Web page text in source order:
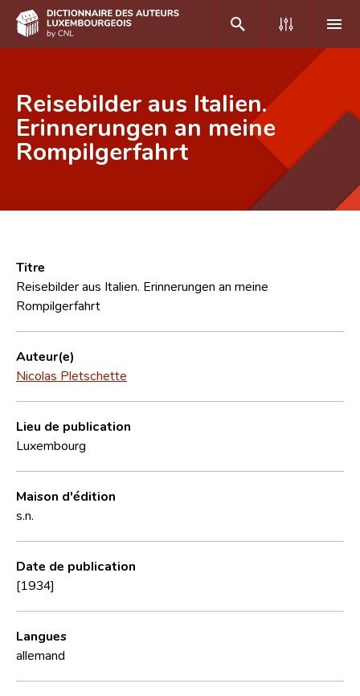
DE FR
Accueil
Recherche avancée
CNL
Équipe scientifique
Reisebilder aus Italien.
Erinnerungen an meine
Rompilgerfahrt
Titre
Reisebilder aus Italien. Erinnerungen an meine
Rompilgerfahrt
Auteur(e)
Nicolas Pletschette
Lieu de publication
Luxembourg
Maison d'édition
s.n.
Date de publication
[1934]
Langues
allemand